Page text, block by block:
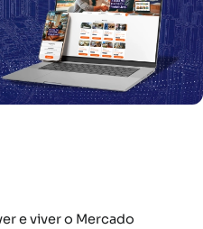
e viver o Mercado